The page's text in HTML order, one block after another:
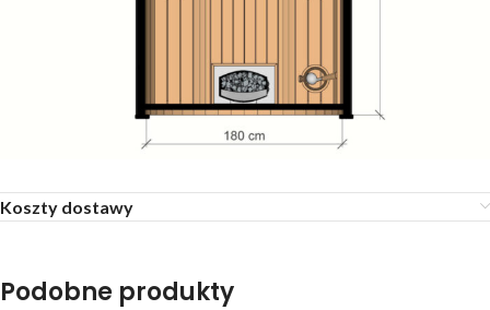
Koszty dostawy
Podobne produkty